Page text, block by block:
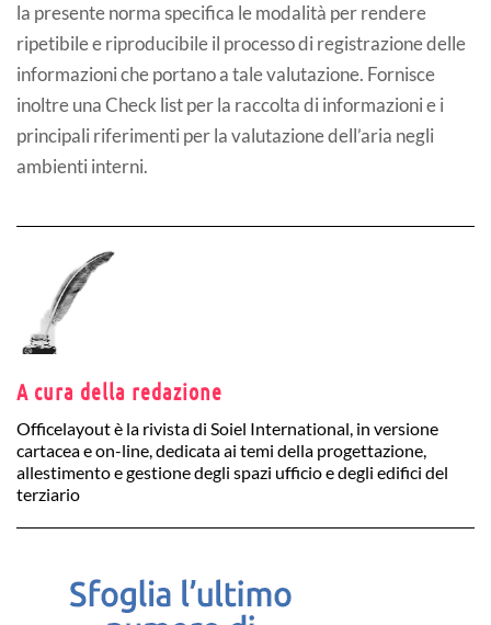
la presente norma specifica le modalità per rendere
ripetibile e riproducibile il processo di registrazione delle
informazioni che portano a tale valutazione. Fornisce
inoltre una Check list per la raccolta di informazioni e i
principali riferimenti per la valutazione dell’aria negli
ambienti interni.
A cura della redazione
Officelayout è la rivista di Soiel International, in versione
cartacea e on-line, dedicata ai temi della progettazione,
allestimento e gestione degli spazi ufficio e degli edifici del
terziario